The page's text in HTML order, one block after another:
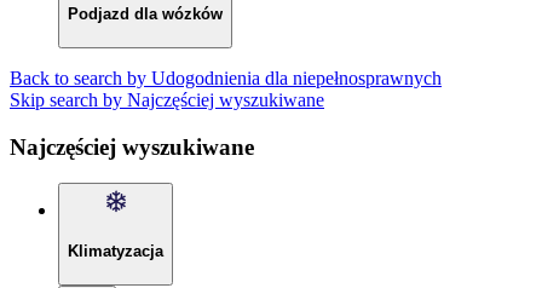
Podjazd dla wózków
Back to search by Udogodnienia dla niepełnosprawnych
Skip search by Najczęściej wyszukiwane
Najczęściej wyszukiwane
Klimatyzacja